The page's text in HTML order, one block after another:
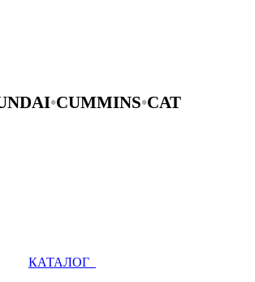
•CUMMINS•CAT
КАТАЛОГ